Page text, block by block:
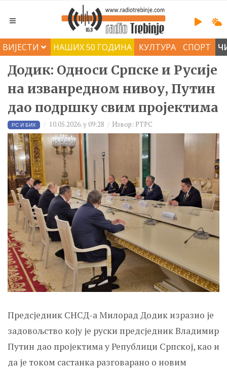
ВИЈЕСТИ НАШИХ 50 ГОДИНА КУЛТУРА СПОРТ
Додик: Односи Српске и Русије
на изванредном нивоу, Путин
дао подршку свим пројектима
РС И БИХ 10.05.2026. у 09:28 Извор: РТРС
Предсједник СНСД-а Милорад Додик изразио је
задовољство коју је руски предсједник Владимир
Путин дао пројектима у Републици Српској, као и
да је током састанка разговарано о новим